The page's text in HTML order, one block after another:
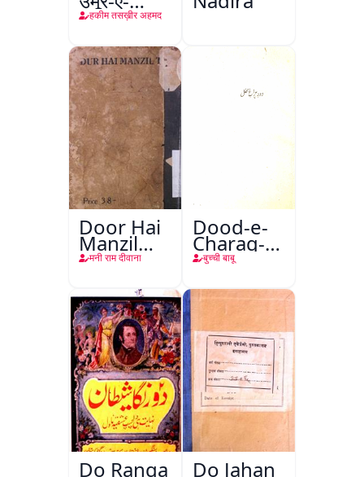
तबीइया
हकीम तसख़ीर अहमद
Door Hai
Manzil
Teri
मनी राम दीवाना
Dood-e-
Charag-e-
Mahfil
बुच्ची बाबू
Do Ranga Do Jahan